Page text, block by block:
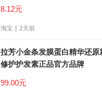
8.12元
淘宝 2天前
拉芳小金条发膜蛋白精华还原
修护护发素正品官方品牌
99.00元